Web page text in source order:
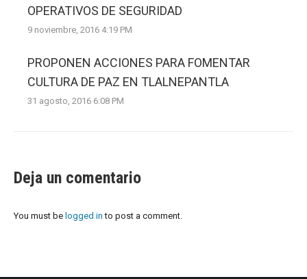
OPERATIVOS DE SEGURIDAD
9 noviembre, 2016 4:19 PM
PROPONEN ACCIONES PARA FOMENTAR
CULTURA DE PAZ EN TLALNEPANTLA
31 agosto, 2016 6:08 PM
Deja un comentario
You must be logged in to post a comment.